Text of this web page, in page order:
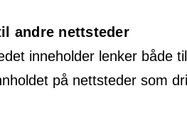
andre nettsteder
inneholder lenker både
på nettsteder som